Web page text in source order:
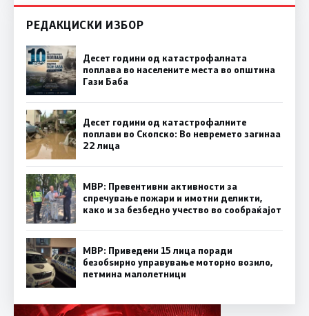
РЕДАКЦИСКИ ИЗБОР
Десет години од катастрофалната
поплава во населените места во општина
Гази Баба
Десет години од катастрофалните
поплави во Скопско: Во невремето загинаа
22 лица
МВР: Превентивни активности за
спречување пожари и имотни деликти,
како и за безбедно учество во сообраќајот
МВР: Приведени 15 лица поради
безобѕирно управување моторно возило,
петмина малолетници